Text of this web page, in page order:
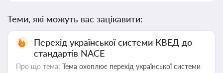
Теми, які можуть вас зацікавити:
Перехід української системи КВЕД до
стандартів NACE
Про що тема: Тема охоплює перехід української системи